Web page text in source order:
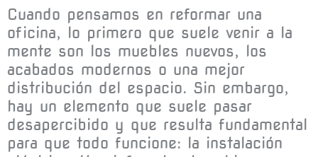
Cuando pensamos en reformar una
oficina, lo primero que suele venir a la
mente son los muebles nuevos, los
acabados modernos o una mejor
distribución del espacio. Sin embargo,
hay un elemento que suele pasar
desapercibido y que resulta fundamental
para que todo funcione: la instalación